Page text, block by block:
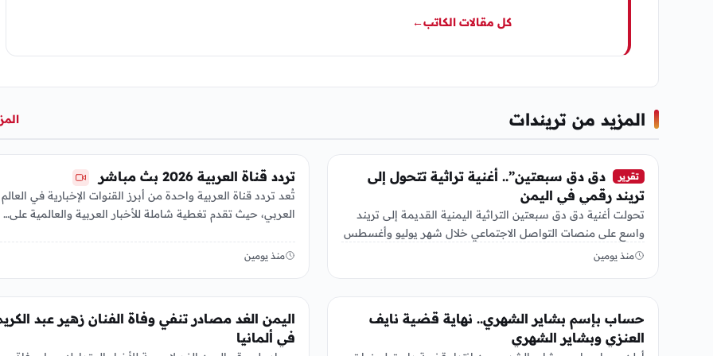
كل مقالات الكاتب←
المزيد من تريندات
تقرير
دق دق سبعتين”.. أغنية تراثية تتحول إلى
تريند رقمي في اليمن
تحولت أغنية دق دق سبعتين التراثية اليمنية القديمة إلى تريند
واسع على منصات التواصل الاجتماعي خلال شهر يوليو وأغسطس
2026،…منذ يومين
تردد قناة العربية 2026 بث مباشر
تُعد تردد قناة العربية واحدة من أبرز القنوات الإخبارية في العالم
العربي، حيث تقدم تغطية شاملة للأخبار العربية والعالمية على…
منذ يومين
حساب بإسم بشاير الشهري.. نهاية قضية نايف
العنزي وبشاير الشهري
اليمن الغد مصادر تنفي وفاة الفنان زهير عبد
في ألمانيا